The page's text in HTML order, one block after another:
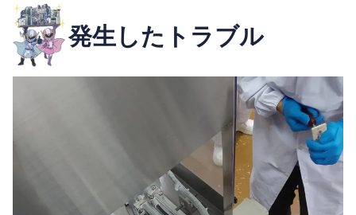
発生したトラブル